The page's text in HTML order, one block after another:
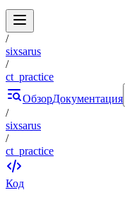
/
sixsarus
/
ct_practice
ОбзорДокументация
/
sixsarus
/
ct_practice
Код